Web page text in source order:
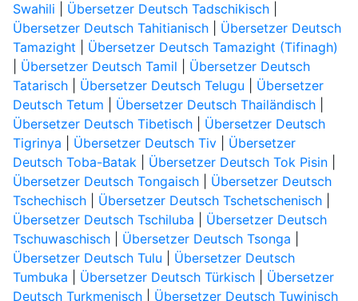
Swahili
Übersetzer Deutsch Tadschikisch|
Übersetzer Deutsch Tahitianisch| Übersetzer Deutsch
Tamazight
Übersetzer Deutsch Tamazight (Tifinagh)
Übersetzer Deutsch Tamil
Übersetzer Deutsch
Tatarisch| Übersetzer Deutsch Telugu
Übersetzer
Deutsch Tetum
Übersetzer Deutsch Thailändisch|
Übersetzer Deutsch Tibetisch| Übersetzer Deutsch
Tigrinya
Übersetzer Deutsch Tiv| Übersetzer
Deutsch Toba-Batak| Übersetzer Deutsch Tok Pisin|
Übersetzer Deutsch Tongaisch| Übersetzer Deutsch
Tschechisch| Übersetzer Deutsch Tschetschenisch|
Übersetzer Deutsch Tschiluba
Übersetzer Deutsch
Tschuwaschisch| Übersetzer Deutsch Tsonga
Übersetzer Deutsch Tulu
Übersetzer Deutsch
Tumbuka
Übersetzer Deutsch Türkisch| Übersetzer
Deutsch Turkmenisch| Übersetzer Deutsch Tuwinisch